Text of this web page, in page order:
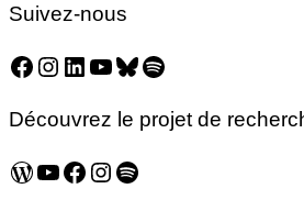
Suivez-nous
Facebook
Instagram
LinkedIn
YouTube
Bluesky
Spotify
Découvrez le projet de
WordPress
YouTube
Facebook
Instagram
Spotify